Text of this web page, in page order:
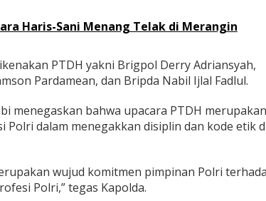
Haris-Sani Menang Telak di Merangin
PTDH yakni Brigpol Derry Adriansyah,
Pardamean, dan Bripda Nabil Ijlal Fadlul.
menegaskan bahwa upacara PTDH merupakan
dalam menegakkan disiplin dan kode etik
wujud komitmen pimpinan Polri
Polri,” tegas Kapolda.